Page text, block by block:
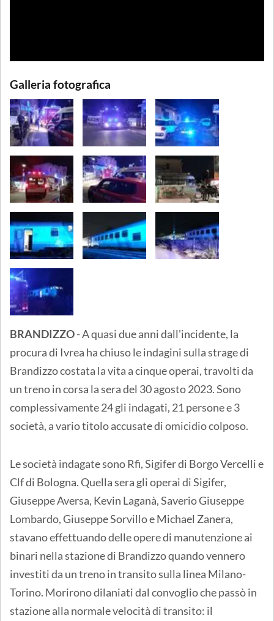
Galleria fotografica
BRANDIZZO- A quasi due anni dall'incidente, la
procura di Ivrea ha chiuso le indagini sulla strage di
Brandizzo costata la vita a cinque operai, travolti da
un treno in corsa la sera del 30 agosto 2023. Sono
complessivamente 24 gli indagati, 21 persone e 3
società, a vario titolo accusate di omicidio colposo.
Le società indagate sono Rfi, Sigifer di Borgo Vercelli e
Clf di Bologna. Quella sera gli operai di Sigifer,
Giuseppe Aversa, Kevin Laganà, Saverio Giuseppe
Lombardo, Giuseppe Sorvillo e Michael Zanera,
stavano effettuando delle opere di manutenzione ai
binari nella stazione di Brandizzo quando vennero
investiti da un treno in transito sulla linea Milano-
Torino. Morirono dilaniati dal convoglio che passò in
stazione alla normale velocità di transito: il